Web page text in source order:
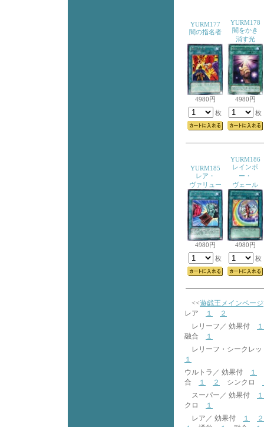
YURM177
闇の指名者
4980円
枚
YURM178
闇をかき
消す光
4980円
枚
YURM185
レア・
ヴァリュー
4980円
枚
YURM186
レインボ
ー・
ヴェール
4980円
枚
<<遊戯王メインページ
レア
１
２
レリーフ／ 効果付
１
融合
１
レリーフ・シークレ
１
ウルトラ／ 効果付
１
合
１ ２ シンクロ
スーパー／ 効果付
１
クロ
１
レア／ 効果付
１
２